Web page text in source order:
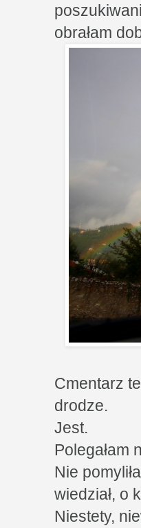
obrałam
Cmentarz
drodze.
Jest.
Polegałam
Nie
wiedział, o
Niestety,